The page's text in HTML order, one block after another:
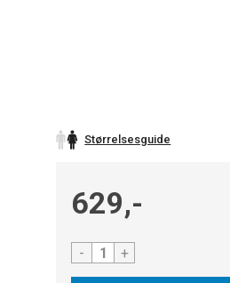
Størrelsesguide
629,-
- +